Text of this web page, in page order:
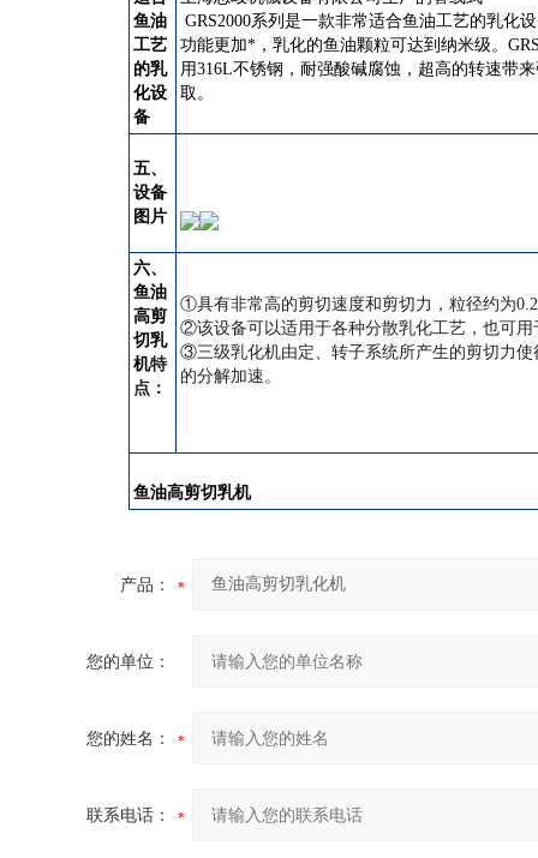
鱼油
工艺
的乳
化设
备
GRS2000系列是一款非常适合鱼油工艺的乳化
功能更加*，乳化的鱼油颗粒可达到纳米级。
用316L不锈钢，耐强酸碱腐蚀，超高的转速带
取。
五、
设备
图片
六、
鱼油
高剪
切乳
机特
点：
①具有非常高的剪切速度和剪切力，粒径约为
②该设备可以适用于各种分散乳化工艺，也可
③三级乳化机由定、转子系统所产生的剪切力
的分解加速。
鱼油高剪切乳机
产品：
您的单位：
您的姓名：
联系电话：